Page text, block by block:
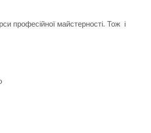
професійної майстерності. Тож і